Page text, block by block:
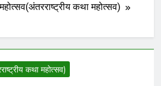
कथा महोत्सव)
कथा महोत्सव)